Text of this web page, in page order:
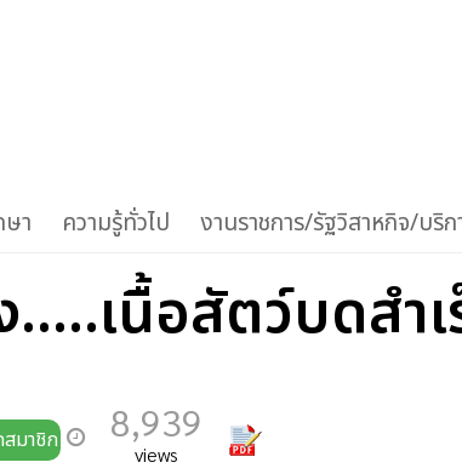
า ความรู้ทั่วไป งานราชการ/รัฐวิสาหกิจ/บริ
.....เนื้อสัตว์บดส
สมาชิก 8,939
views